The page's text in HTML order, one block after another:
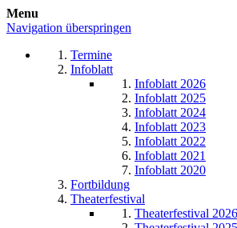
Menu
Navigation überspringen
Termine
Infoblatt
Infoblatt 2026
Infoblatt 2025
Infoblatt 2024
Infoblatt 2023
Infoblatt 2022
Infoblatt 2021
Infoblatt 2020
Fortbildung
Theaterfestival
Theaterfestival 2026